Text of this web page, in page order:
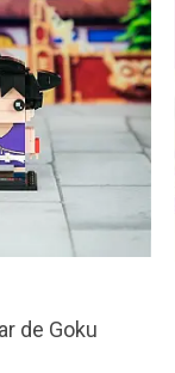
de Goku